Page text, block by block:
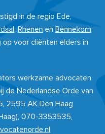
in de regio Ede,
, Rhenen en Bennekom.
voor cliënten elders in
werkzame advocaten
de Nederlandse Orde van
2595 AK Den Haag
070-3353535,